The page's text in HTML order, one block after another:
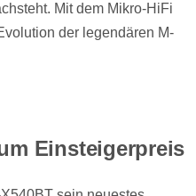
Mit dem Mikro-HiFi
der legendären M-
Einsteigerpreis